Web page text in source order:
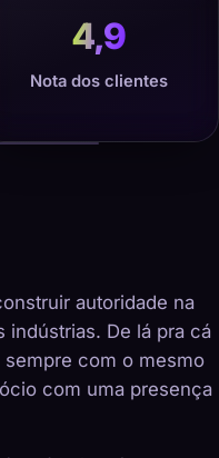
4,9
Nota dos clientes
autoridade na
De lá pra cá
sempre com o mesmo
com uma presença